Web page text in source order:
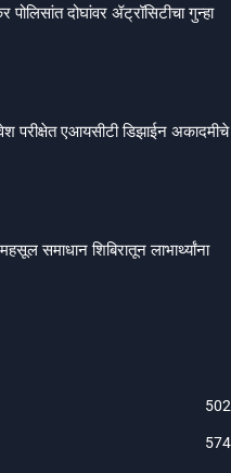
पोलिसांत दोघांवर ॲट्रॉसिटीचा गुन्हा
परीक्षेत एआयसीटी डिझाईन अकादमीचे
समाधान शिबिरातून लाभार्थ्यांना
502
574